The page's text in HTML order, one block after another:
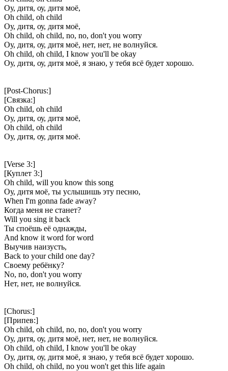
Оу, дитя, оу, дитя моё,
Oh child, oh child
Оу, дитя, оу, дитя моё,
Oh child, oh child, no, no, don't you worry
Оу, дитя, оу, дитя моё, нет, нет, не волнуйся.
Oh child, oh child, I know you'll be okay
Оу, дитя, оу, дитя моё, я знаю, у тебя всё будет хорошо.
[Post-Chorus:]
[Связка:]
Oh child, oh child
Оу, дитя, оу, дитя моё,
Oh child, oh child
Оу, дитя, оу, дитя моё.
[Verse 3:]
[Куплет 3:]
Oh child, will you know this song
Оу, дитя моё, ты услышишь эту песню,
When I'm gonna fade away?
Когда меня не станет?
Will you sing it back
Ты споёшь её однажды,
And know it word for word
Выучив наизусть,
Back to your child one day?
Своему ребёнку?
No, no, don't you worry
Нет, нет, не волнуйся.
[Chorus:]
[Припев:]
Oh child, oh child, no, no, don't you worry
Оу, дитя, оу, дитя моё, нет, нет, не волнуйся.
Oh child, oh child, I know you'll be okay
Оу, дитя, оу, дитя моё, я знаю, у тебя всё будет хорошо.
Oh child, oh child, no you won't get this life again